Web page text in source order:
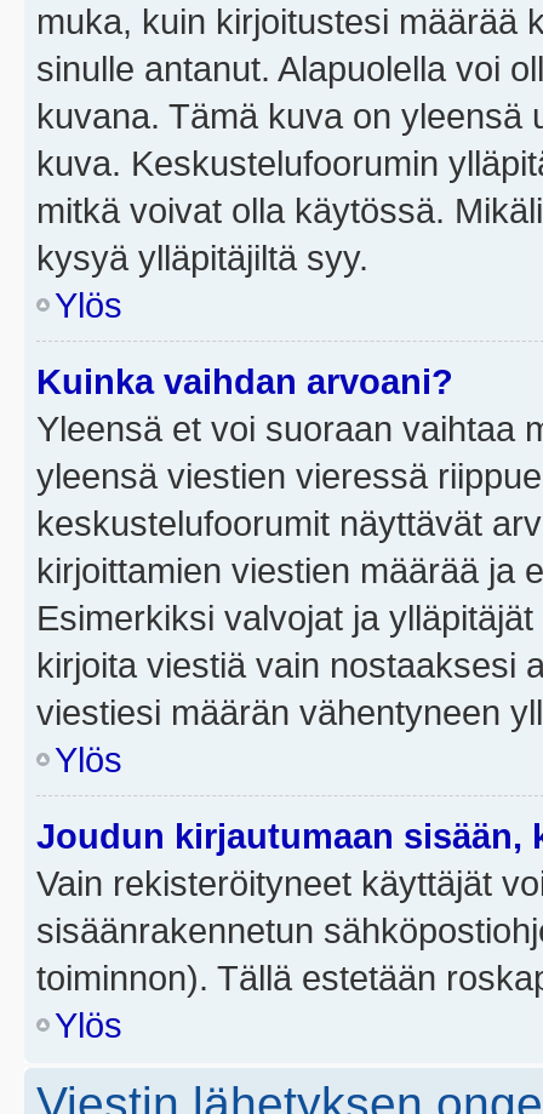
muka, kuin kirjoitustesi määrää
sinulle antanut. Alapuolella voi
kuvana. Tämä kuva on yleensä
kuva. Keskustelufoorumin
mitkä voivat olla käytössä.
kysyä ylläpitäjiltä syy.
Ylös
Kuinka vaihdan arvoani?
Yleensä et voi suoraan vaihtaa
yleensä viestien vieressä
keskustelufoorumit näyttävät
kirjoittamien viestien määrää ja
Esimerkiksi valvojat ja
kirjoita viestiä vain nostaaksesi
viestiesi määrän vähentyneen
Ylös
Joudun kirjautumaan sisään,
Vain rekisteröityneet käyttäjät
sisäänrakennetun
toiminnon). Tällä estetään
Ylös